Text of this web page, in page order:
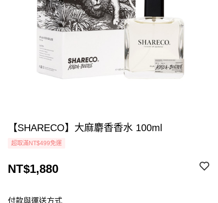
【SHARECO】大麻麝香香水 100ml
超取滿NT$499免運
NT$1,880
付款與運送方式